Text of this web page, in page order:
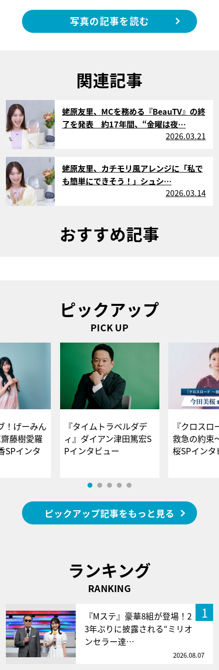
写真の記事を読む
関連記事
サムネイル
蛯原友里、MCを務める『BeauTV』の終
了を発表 約17年間、“金曜は夜…
2026.03.21
サムネイル
蛯原友里、カチモリ風アレンジに「私で
も簡単にできそう！」シュシ…
2026.03.14
おすすめ記事
ピックアップ
PICK UP
！げーみん
藤樹愛羅
SPインタ
『タイムトラベルダデ
ィ』ダイアン津田篤宏S
Pインタビュー
『クロス
救急の約束
桜SPイ
ピックアップ記事をもっと見る
ランキング
RANKING
1
『Mステ』豪華8組が登場！2
3年ぶりに披露される“ミリオ
ンセラー達…
2026.08.07